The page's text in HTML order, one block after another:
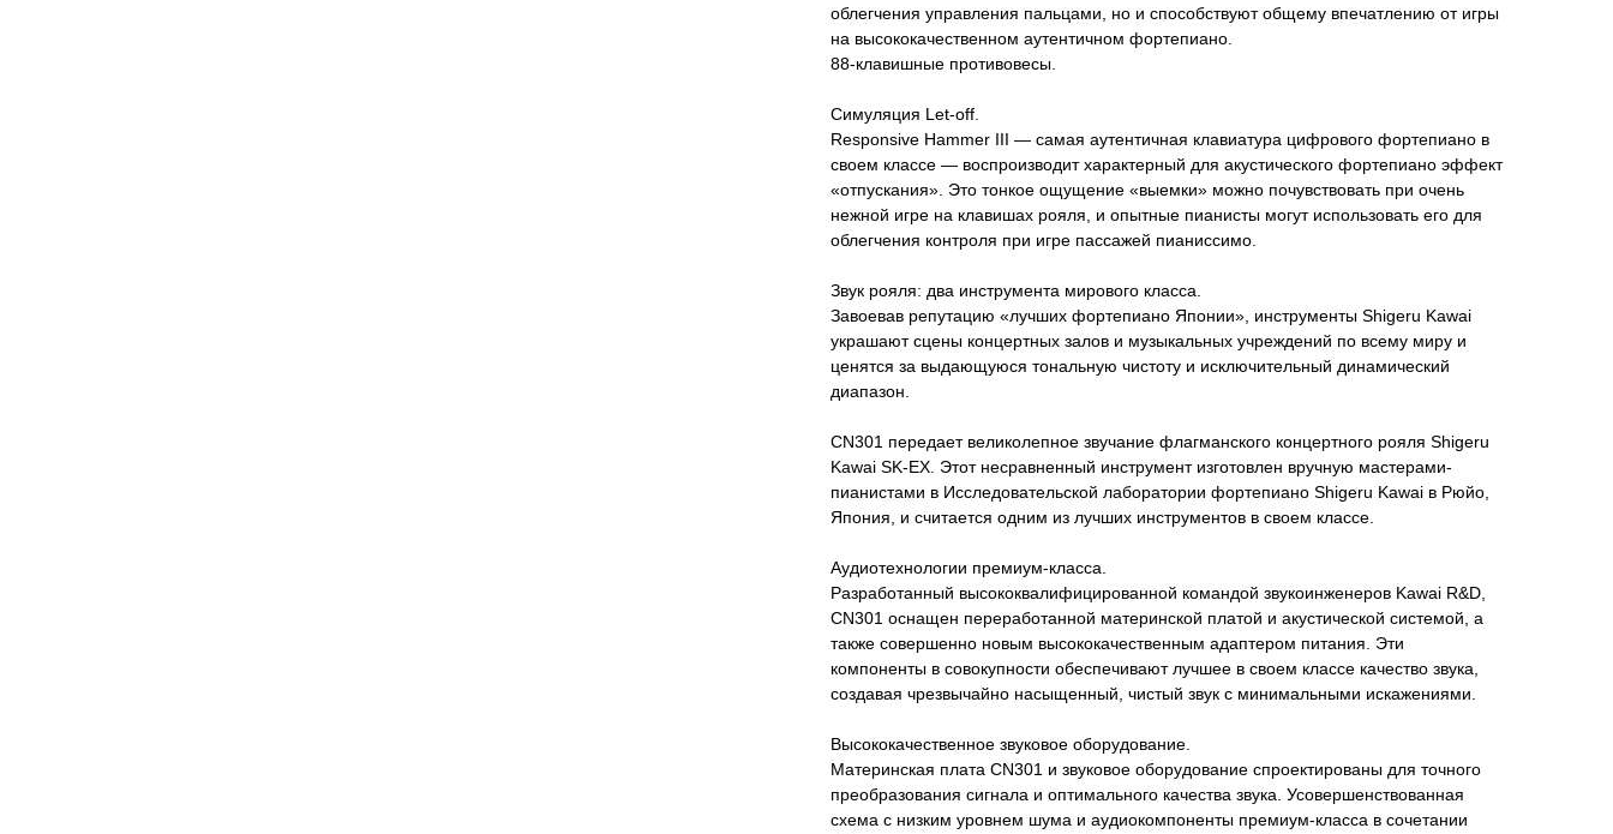
облегчения управления пальцами, но и способствуют общему впечатлению от игры
на высококачественном аутентичном фортепиано.
88-клавишные противовесы.
Симуляция Let-off.
Responsive Hammer III — самая аутентичная клавиатура цифрового фортепиано в
своем классе — воспроизводит характерный для акустического фортепиано эффект
«отпускания». Это тонкое ощущение «выемки» можно почувствовать при очень
нежной игре на клавишах рояля, и опытные пианисты могут использовать его для
облегчения контроля при игре пассажей пианиссимо.
Звук рояля: два инструмента мирового класса.
Завоевав репутацию «лучших фортепиано Японии», инструменты Shigeru Kawai
украшают сцены концертных залов и музыкальных учреждений по всему миру и
ценятся за выдающуюся тональную чистоту и исключительный динамический
диапазон.
CN301 передает великолепное звучание флагманского концертного рояля Shigeru
Kawai SK-EX. Этот несравненный инструмент изготовлен вручную мастерами-
пианистами в Исследовательской лаборатории фортепиано Shigeru Kawai в Рюйо,
Япония, и считается одним из лучших инструментов в своем классе.
Аудиотехнологии премиум-класса.
Разработанный высококвалифицированной командой звукоинженеров Kawai R&D,
CN301 оснащен переработанной материнской платой и акустической системой, а
также совершенно новым высококачественным адаптером питания. Эти
компоненты в совокупности обеспечивают лучшее в своем классе качество звука,
создавая чрезвычайно насыщенный, чистый звук с минимальными искажениями.
Высококачественное звуковое оборудование.
Материнская плата CN301 и звуковое оборудование спроектированы для точного
преобразования сигнала и оптимального качества звука. Усовершенствованная
схема с низким уровнем шума и аудиокомпоненты премиум-класса в сочетании